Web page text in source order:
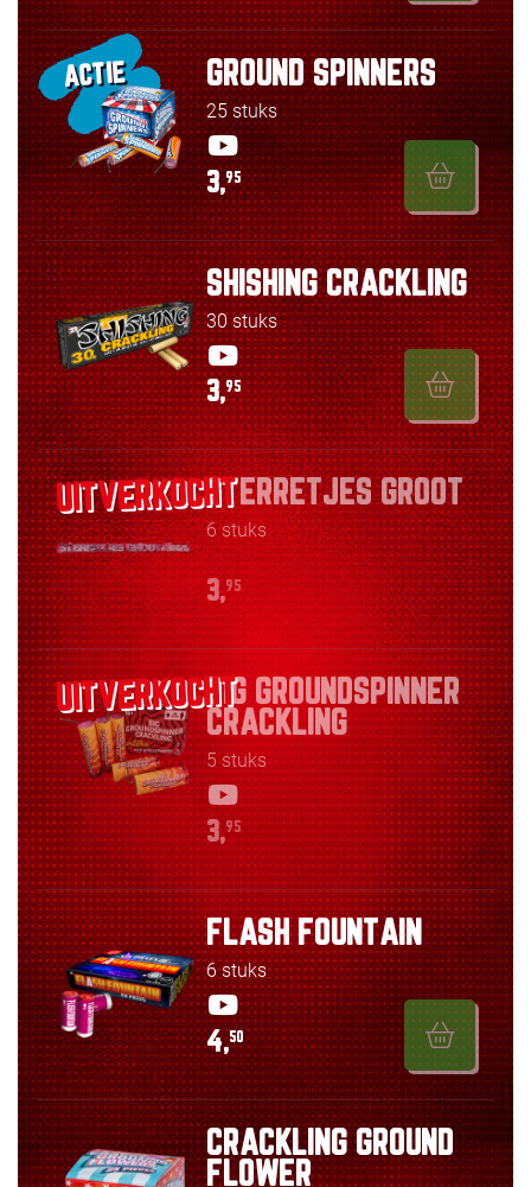
ACTIE GROUND SPINNERS
25 stuks
3,95
SHISHING CRACKLING
30 stuks
3,95
STERRETJES GROOT
6 stuks
3,95
BIG GROUNDSPINNER
CRACKLING
5 stuks
3,95
FLASH FOUNTAIN
6 stuks
4,50
CRACKLING GROUND
FLOWER